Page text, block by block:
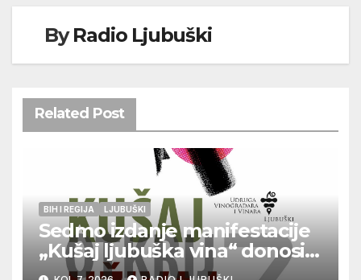
ByRadio Ljubuški
Related Post
BIH I REGIJA LJUBUŠKI
Sedmo izdanje manifestacije
„Kušaj ljubuška vina“ donosi
vrhunska vina, gastronomiju i